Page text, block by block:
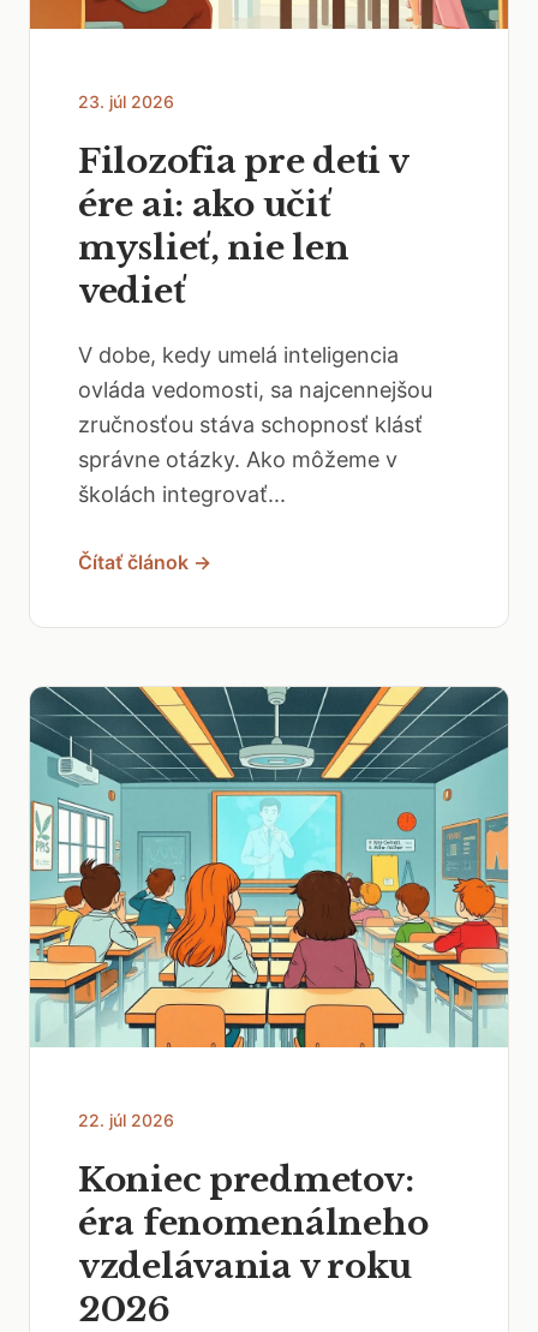
23. júl 2026
Filozofia pre deti v
ére ai: ako učiť
myslieť, nie len
vedieť
V dobe, kedy umelá inteligencia
ovláda vedomosti, sa najcennejšou
zručnosťou stáva schopnosť klásť
správne otázky. Ako môžeme v
školách integrovať...
Čítať článok →
22. júl 2026
Koniec predmetov:
éra fenomenálneho
vzdelávania v roku
2026